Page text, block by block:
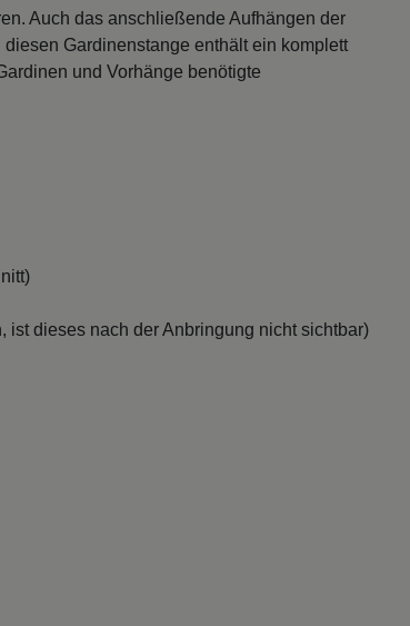
Auch das anschließende Aufhängen der
Gardinenstange enthält ein komplett
und Vorhänge benötigte
ist dieses nach der Anbringung nicht sichtbar)